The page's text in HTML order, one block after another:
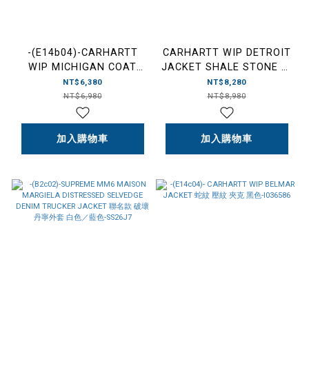
-(E14b04)-CARHARTT
WIP MICHIGAN COAT
SS26 翻領 密西根外套 棕
色-I031519-00S02
NT$6,380
NT$6,980
加入購物車
CARHARTT WIP DETROIT
JACKET SHALE STONE 底
特律外套 岩灰色-I034819-
3MB4O
NT$8,280
NT$8,980
加入購物車